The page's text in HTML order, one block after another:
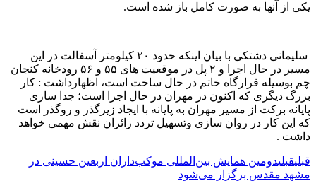
یکی از آنها به صورت کامل باز شده است.
سلیمانی دشتکی با بیان اینکه حدود ۲۰ کیلومتر آسفالت در این
مسیر در حال اجرا و ۲ پل در موقعیت های ۵۵ و ۵۶ رودخانه کنجان
چم بوسیله قرارگاه خاتم در حال ساخت است، اظهارداشت : کار
بزرگ دیگری که اکنون در مهران در حال اجرا است؛ جدا سازی
پایانه برکت از مسیر مهران به پایانه با ایجاد زیرگذر و روگذر است
که این کار در روان سازی وتسهیل تردد زائران نقش مهمی خواهد
داشت .
قبلیقبلیدومین همایش بین‌المللی موکب‌داران اربعین حسینی در
مشهد مقدس برگزار می‌شود